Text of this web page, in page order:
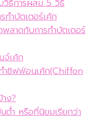
วิธีการผสม 5 วิธี
ำบัตเตอร์เค้ก
ลาดกับการทำบัตเตอร์
จ์เค้ก
ำชิฟฟ่อนเค้ก(Chiffon
ง?
ต่ำ หรือที่นิยมเรียกว่า